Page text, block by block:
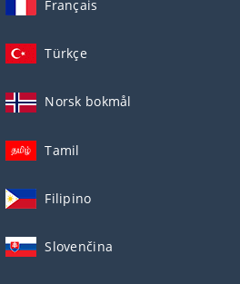
Français
Türkçe
Norsk bokmål
Tamil
Filipino
Slovenčina